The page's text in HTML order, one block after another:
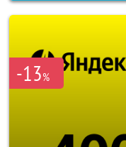
-13%